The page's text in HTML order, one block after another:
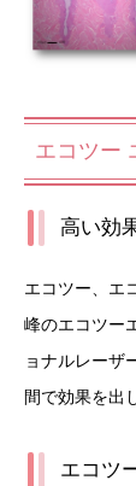
エコツー
高い効
エコツー、エ
峰のエコツー
ョナルレーザ
間で効果を出
エコツ